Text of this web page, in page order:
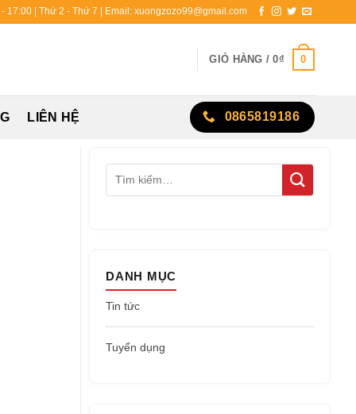
17:00 | Thứ 2 - Thứ 7 | Email: xuongzozo99@gmail.com
GIỎ HÀNG /0₫ 0
LIÊN HỆ 0865819186
DANH MỤC
Tin tức
Tuyển dụng